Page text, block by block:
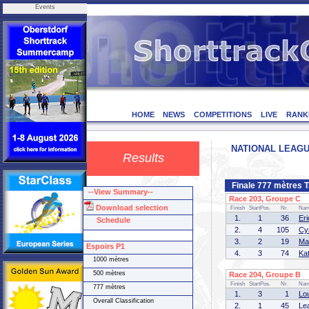
Events
HOME NEWS COMPETITIONS LIVE
Results
NATIONAL
Finale 777 mètres
Race 203, Groupe C
Finish StartPos. Nr.
1. 1 36
2.
4 105
3.
2 19
4.
3 74
Race 204, Groupe B
Finish StartPos. Nr.
1. 3 1
2.
1 45
--View Summary--
Download selection
Schedule
Espoirs P1
1000 mètres
500 mètres
777 mètres
Overall Classification